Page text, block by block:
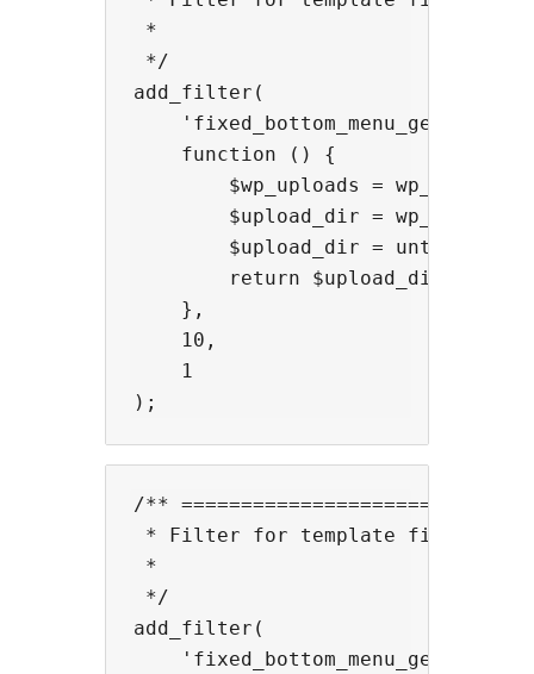
*
*/
add_filter(
    function () {
$wp_uploads =
$upload_dir =
$upload_dir =
return $upload_dir . '/
    },
    10,
    1
/**
* Filter for template file of
*
*/
add_filter(